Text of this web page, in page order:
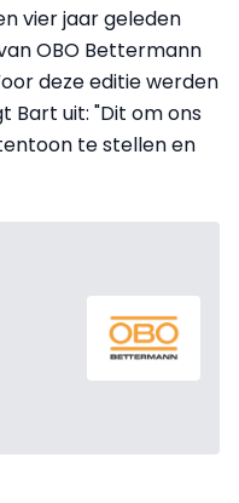
vier jaar geleden
OBO Bettermann
deze editie werden
Bart uit: "Dit om ons
te stellen en